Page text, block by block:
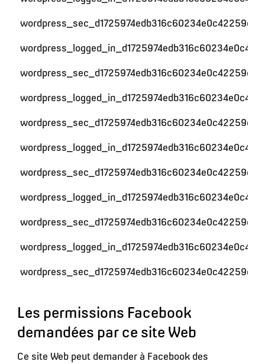
Les permissions Facebook
demandées par ce site Web
Ce site Web peut demander à Facebook des